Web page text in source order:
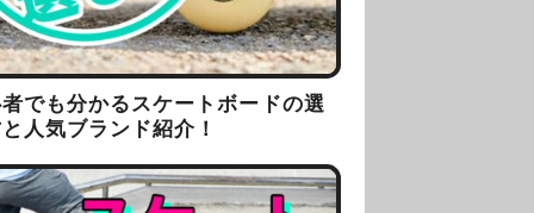
でも分かるスケートボードの選
人気ブランド紹介！